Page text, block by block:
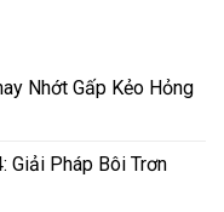
Nhớt Gấp Kẻo Hỏng
Giải Pháp Bôi Trơn